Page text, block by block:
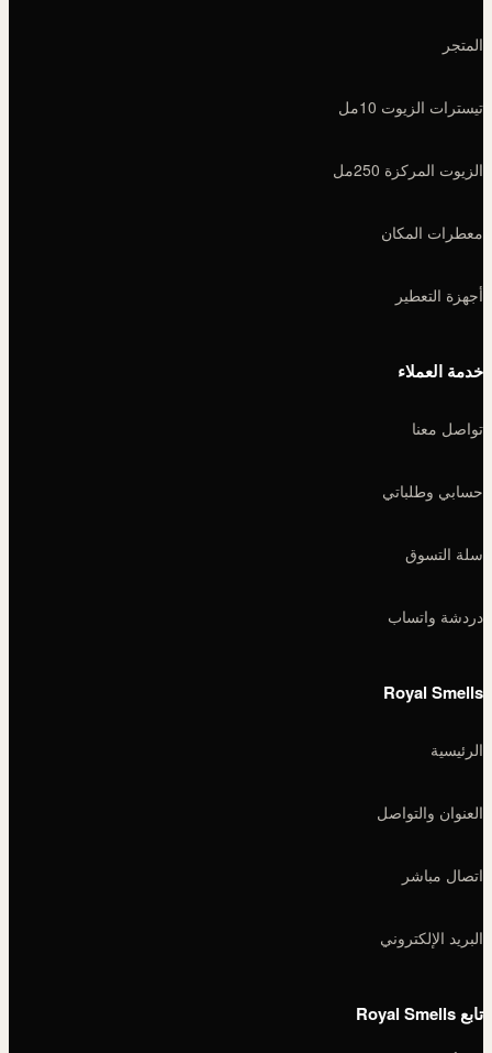
المتجر
تيسترات الزيوت 10مل
الزيوت المركزة 250مل
معطرات المكان
أجهزة التعطير
خدمة العملاء
تواصل معنا
حسابي وطلباتي
سلة التسوق
دردشة واتساب
Royal Smells
الرئيسية
العنوان والتواصل
اتصال مباشر
البريد الإلكتروني
تابع Royal Smells